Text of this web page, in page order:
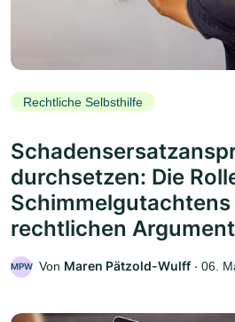
Rechtliche Selbsthilfe
durchsetzen: Die
Schimmelgutachtens
rechtlichen
MPW Von Maren Pätzold-Wulff ‧ 06.